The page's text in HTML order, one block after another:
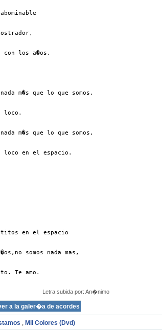
con los a�os.
m�s que lo que somos,
loco.
m�s que lo que somos,
loco en el espacio.
en el espacio
somos nada mas,
Te amo.
Letra subida por: An�nimo
, Mil Colores (Dvd)